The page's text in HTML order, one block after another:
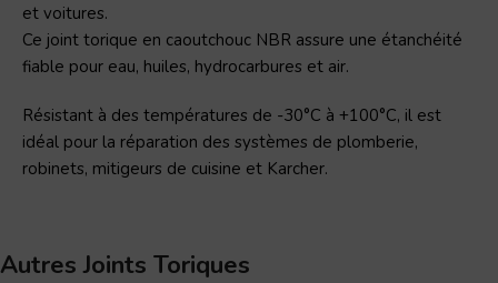
et voitures.
Ce joint torique en caoutchouc NBR assure une étanchéité
fiable pour eau, huiles, hydrocarbures et air.
Résistant à des températures de -30°C à +100°C, il est
idéal pour la réparation des systèmes de plomberie,
robinets, mitigeurs de cuisine et Karcher.
Autres Joints Toriques